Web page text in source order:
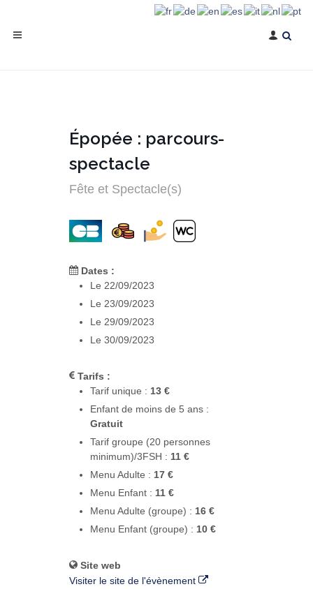
Épopée : parcours-
spectacle
Fête et Spectacle(s)
Dates :
Le 22/09/2023
Le 23/09/2023
Le 29/09/2023
Le 30/09/2023
Tarifs :
Tarif unique : 13 €
Enfant de moins de 5 ans :
Gratuit
Tarif groupe (20 personnes
minimum)/3FSH : 11 €
Menu Adulte : 17 €
Menu Enfant : 11 €
Menu Adulte (groupe) : 16 €
Menu Enfant (groupe) : 10 €
Site web
Visiter le site de l'évènement